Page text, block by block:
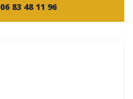
06 83 48 11 96